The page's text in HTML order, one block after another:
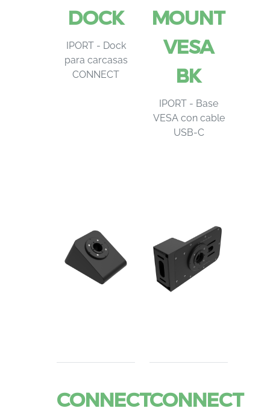
DOCK
IPORT - Dock
para carcasas
CONNECT
MOUNT
VESA
BK
IPORT - Base
VESA con cable
USB-C
CONNECTCONNECT